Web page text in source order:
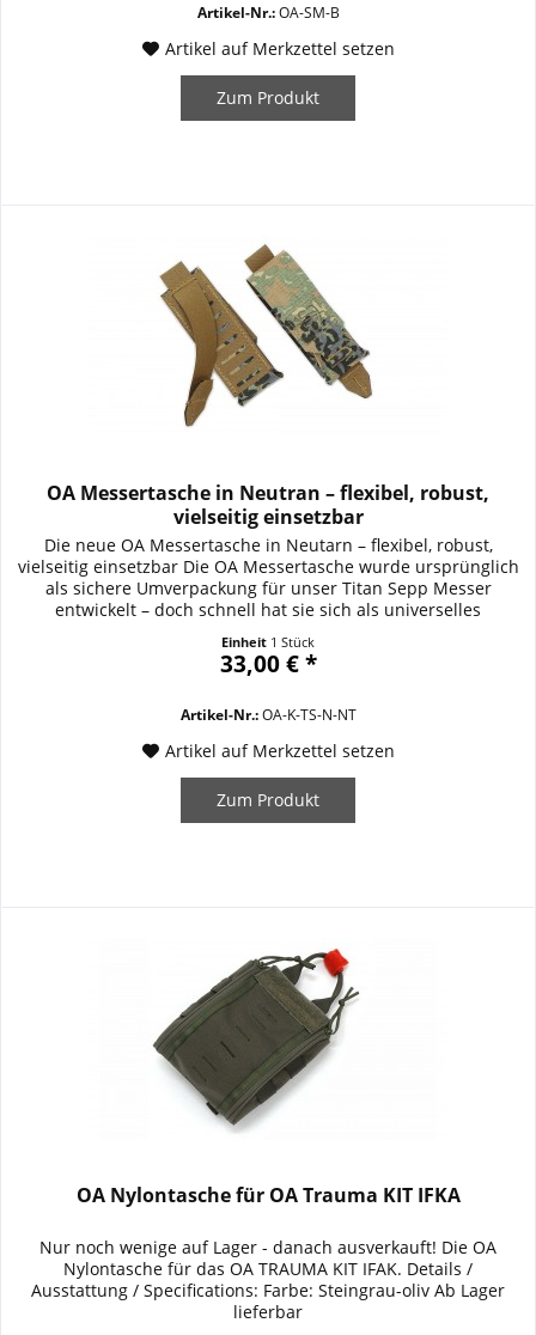
Artikel-Nr.:OA-SM-B
Artikel auf Merkzettel setzen
Zum Produkt
OA Messertasche in Neutran – flexibel, robust,
vielseitig einsetzbar
Die neue OA Messertasche in Neutarn – flexibel, robust,
vielseitig einsetzbar Die OA Messertasche wurde ursprünglich
als sichere Umverpackung für unser Titan Sepp Messer
entwickelt – doch schnell hat sie sich als universelles
Multitools, Pistolenmagazine oder andere wichtige
Ausrüstungsgegenstände genutzt. Hergestellt...
Einheit 1 Stück
33,00 € *
Artikel-Nr.:OA-K-TS-N-NT
Artikel auf Merkzettel setzen
Zum Produkt
OA Nylontasche für OA Trauma KIT IFKA
Nur noch wenige auf Lager - danach ausverkauft! Die OA
Nylontasche für das OA TRAUMA KIT IFAK. Details /
Ausstattung / Specifications: Farbe: Steingrau-oliv Ab Lager
lieferbar